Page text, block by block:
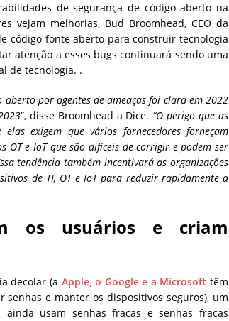
de segurança de código aberto na
vejam melhorias, Bud Broomhead, CEO da
código-fonte aberto para construir tecnologia
atenção a esses bugs continuará sendo uma
de tecnologia. .
por agentes de ameaças foi clara em 2022
”, disse Broomhead a Dice. “O perigo que as
exigem que vários fornecedores forneçam
OT e IoT que são difíceis de corrigir e podem ser
tendência também incentivará as organizações
de TI, OT e IoT para reduzir rapidamente a
os usuários e criam
decolar (a Apple, o Google e a Microsoft têm
e manter os dispositivos seguros), um
usam senhas fracas e senhas fracas